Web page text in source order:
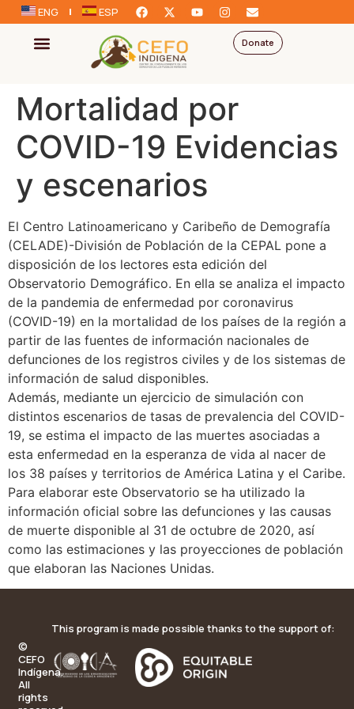
ENG ESP
Donate
Mortalidad por
COVID-19 Evidencias
y escenarios
El Centro Latinoamericano y Caribeño de Demografía
(CELADE)-División de Población de la CEPAL pone a
disposición de los lectores esta edición del
Observatorio Demográfico. En ella se analiza el impacto
de la pandemia de enfermedad por coronavirus
(COVID-19) en la mortalidad de los países de la región a
partir de las fuentes de información nacionales de
defunciones de los registros civiles y de los sistemas de
información de salud disponibles.
Además, mediante un ejercicio de simulación con
distintos escenarios de tasas de prevalencia del COVID-
19, se estima el impacto de las muertes asociadas a
esta enfermedad en la esperanza de vida al nacer de
los 38 países y territorios de América Latina y el Caribe.
Para elaborar este Observatorio se ha utilizado la
información oficial sobre las defunciones y las causas
de muerte disponible al 31 de octubre de 2020, así
como las estimaciones y las proyecciones de población
que elaboran las Naciones Unidas.
©
CEFO
Indígena.
All
rights
This program is made possible thanks to the support of: